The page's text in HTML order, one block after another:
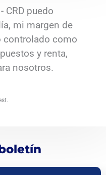
CRD puedo
mi margen de
controlado como
y renta,
nosotros.